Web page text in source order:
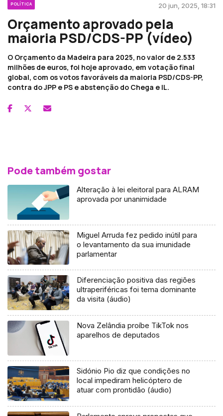
POLÍTICA 20 jun, 2025, 18:31
Orçamento aprovado pela
maioria PSD/CDS-PP (vídeo)
O Orçamento da Madeira para 2025, no valor de 2.533
milhões de euros, foi hoje aprovado, em votação final
global, com os votos favoráveis da maioria PSD/CDS-PP,
contra do JPP e PS e abstenção do Chega e IL.
Pode também gostar
Alteração à lei eleitoral para ALRAM
aprovada por unanimidade
Miguel Arruda fez pedido inútil para
o levantamento da sua imunidade
parlamentar
Diferenciação positiva das regiões
ultraperiféricas foi tema dominante
da visita (áudio)
Nova Zelândia proíbe TikTok nos
aparelhos de deputados
Sidónio Pio diz que condições no
local impediram helicóptero de
atuar com prontidão (áudio)